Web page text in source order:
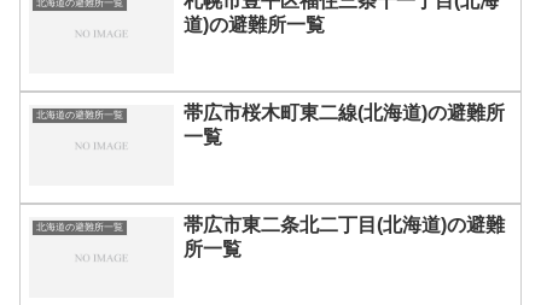
北海道の避難所一覧
道)の避難所一覧
北海道の避難所一覧
帯広市桜木町東二線(北海道)の避難所
一覧
北海道の避難所一覧
帯広市東二条北二丁目(北海道)の避難
所一覧